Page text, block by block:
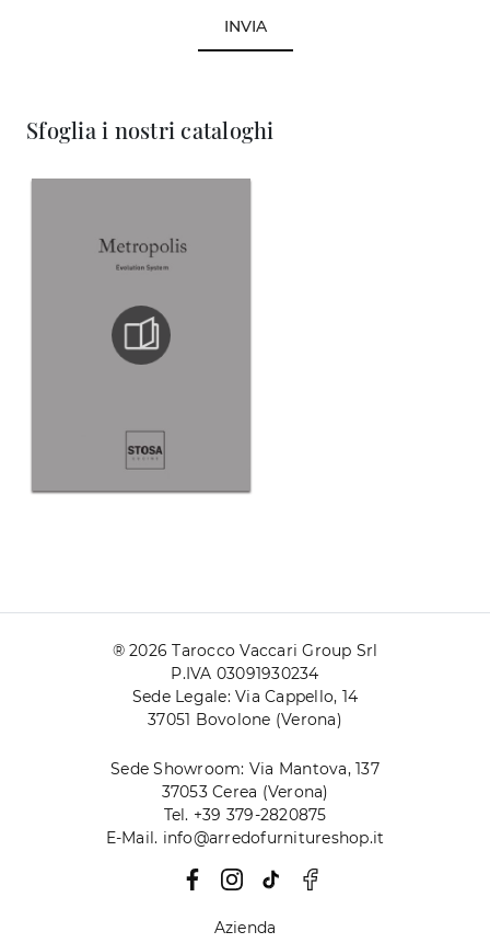
Sfoglia i nostri cataloghi
INVIA
® 2026 Tarocco Vaccari Group Srl
P.IVA 03091930234
Sede Legale: Via Cappello, 14
37051 Bovolone (Verona)
Sede Showroom: Via Mantova, 137
37053 Cerea (Verona)
Tel. +39 379-2820875
E-Mail. info@arredofurnitureshop.it
Azienda